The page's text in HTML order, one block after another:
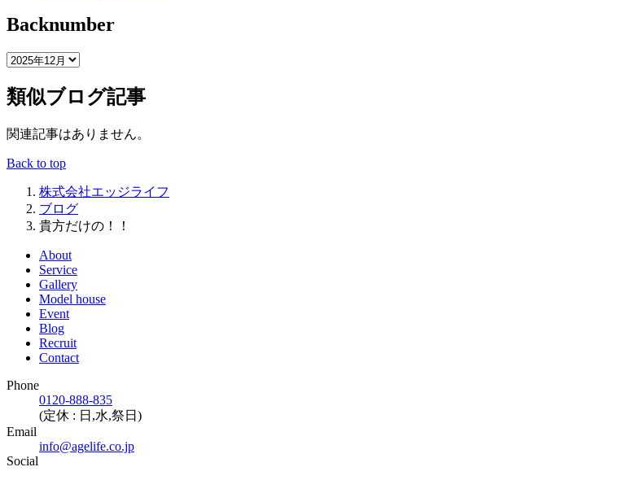
Backnumber
類似ブログ記事
関連記事はありません。
Back to top
株式会社エッジライフ
ブログ
貴方だけの！！
About
Service
Gallery
Model house
Event
Blog
Recruit
Contact
Phone
0120-888-835
(定休 : 日,水,祭日)
Email
info@agelife.co.jp
Social